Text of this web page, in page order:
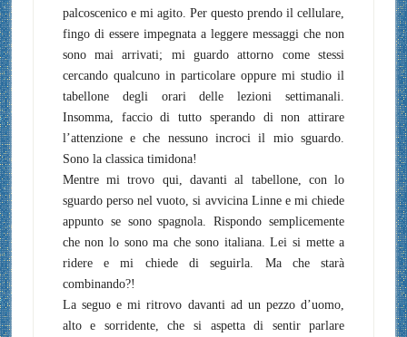
palcoscenico e mi agito. Per questo prendo il cellulare,
fingo di essere impegnata a leggere messaggi che non
sono mai arrivati; mi guardo attorno come stessi
cercando qualcuno in particolare oppure mi studio il
tabellone degli orari delle lezioni settimanali.
Insomma, faccio di tutto sperando di non attirare
l’attenzione e che nessuno incroci il mio sguardo.
Sono la classica timidona!
Mentre mi trovo qui, davanti al tabellone, con lo
sguardo perso nel vuoto, si avvicina Linne e mi chiede
appunto se sono spagnola. Rispondo semplicemente
che non lo sono ma che sono italiana. Lei si mette a
ridere e mi chiede di seguirla. Ma che starà
combinando?!
La seguo e mi ritrovo davanti ad un pezzo d’uomo,
alto e sorridente, che si aspetta di sentir parlare